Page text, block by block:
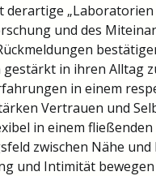
derartige
und des
gestärkt in ihren Alltag
in einem
Vertrauen und
in einem fließenden
zwischen Nähe und
und Intimität